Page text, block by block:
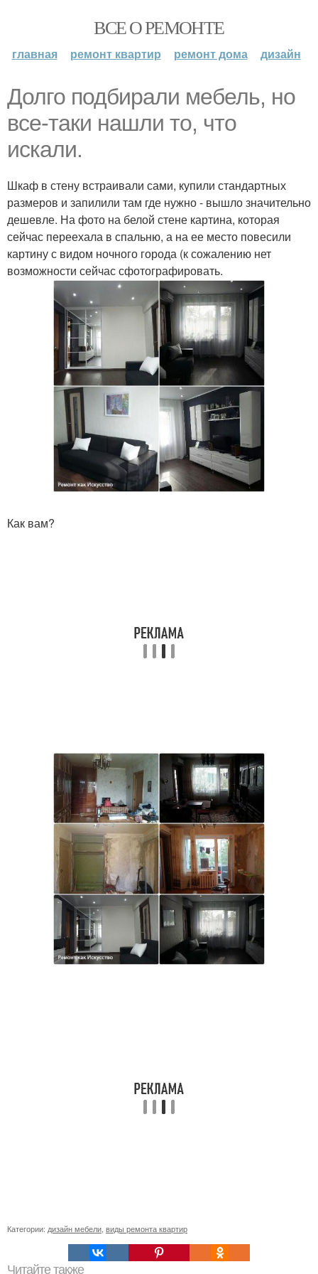
ВСЕ О РЕМОНТЕ
главная ремонт квартир ремонт дома дизайн
Долго подбирали мебель, но
все-таки нашли то, что
искали.
Шкаф в стену встраивали сами, купили стандартных
размеров и запилили там где нужно - вышло значительно
дешевле. На фото на белой стене картина, которая
сейчас переехала в спальню, а на ее место повесили
картину с видом ночного города (к сожалению нет
возможности сейчас сфотографировать.
Как вам?
Категории: дизайн мебели виды ремонта квартир
Читайте также